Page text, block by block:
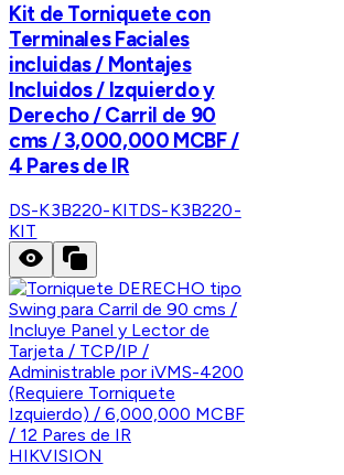
Kit de Torniquete con
Terminales Faciales
incluidas / Montajes
Incluidos / Izquierdo y
Derecho / Carril de 90
cms / 3,000,000 MCBF /
4 Pares de IR
DS-K3B220-KITDS-K3B220-
KIT
HIKVISION